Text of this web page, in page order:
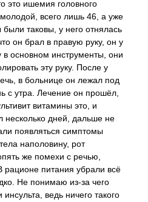
это ишемия головного
всего лишь 46, а уже
таковы, у него отнялась
он брал в правую руку, он у
в основном инструменты, они
эту руку. После у
в больнице он лежал под
с утра. Лечение он прошёл,
витамины это, и
несколько дней, дальше не
появляться симптомы
наполовину, рот
же помехи с речью,
рационе питания убрали всё
Не понимаю из-за чего
ведь ничего такого